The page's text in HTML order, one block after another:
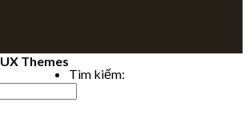
UX Themes
Tìm kiếm: